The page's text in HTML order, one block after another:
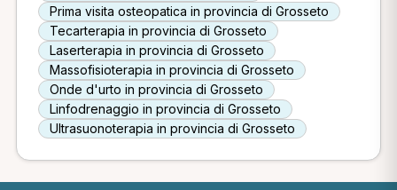
Prima visita osteopatica in provincia di Grosseto
Tecarterapia in provincia di Grosseto
Laserterapia in provincia di Grosseto
Massofisioterapia in provincia di Grosseto
Onde d'urto in provincia di Grosseto
Linfodrenaggio in provincia di Grosseto
Ultrasuonoterapia in provincia di Grosseto